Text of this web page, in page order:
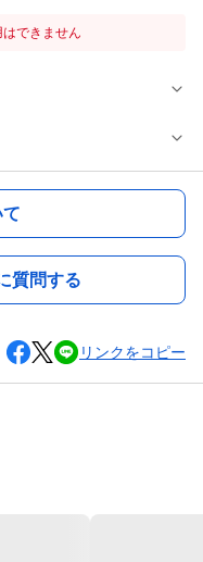
できません
質問する
リンクをコピー